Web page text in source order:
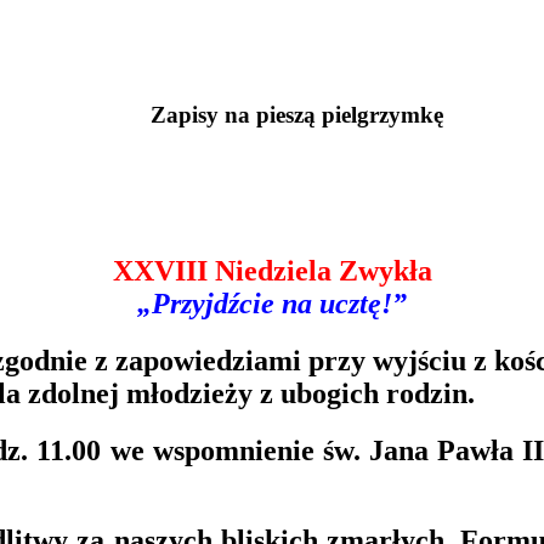
Zapisy na pieszą pielgrzymkę
XXVIII Niedziela Zwykła
„Przyjdźcie na ucztę!”
z zapowiedziami przy wyjściu z
zdolnej młodzieży z ubogich rodzin.
11.00 we wspomnienie św. Jana